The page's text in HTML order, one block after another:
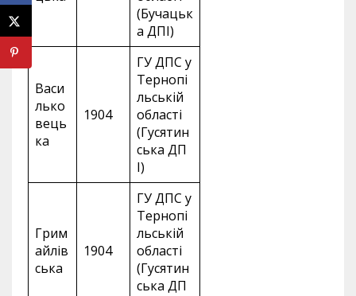
(Бучацьк
а ДПІ)
Васи
лько
вець
ка
1904
ГУ ДПС у
Тернопі
льській
області
(Гусятин
ська ДП
І)
Грим
айлів
ська
1904
ГУ ДПС у
Тернопі
льській
області
(Гусятин
ська ДП